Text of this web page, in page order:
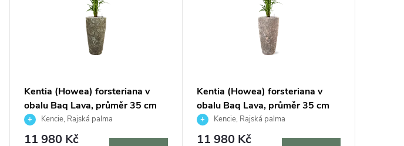
Kentia (Howea) forsteriana v
obalu Baq Lava, průměr 35 cm
Kencie, Rajská palma
11 980 Kč
Kentia (Howea) forsteriana v
obalu Baq Lava, průměr 35 cm
Kencie, Rajská palma
11 980 Kč